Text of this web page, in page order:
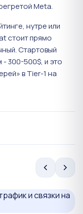
Meta.
нутре или
стоит прямо
Стартовый
300-500$, и это
в Tier-1 на